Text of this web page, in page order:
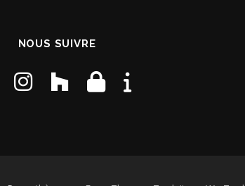
NOUS SUIVRE